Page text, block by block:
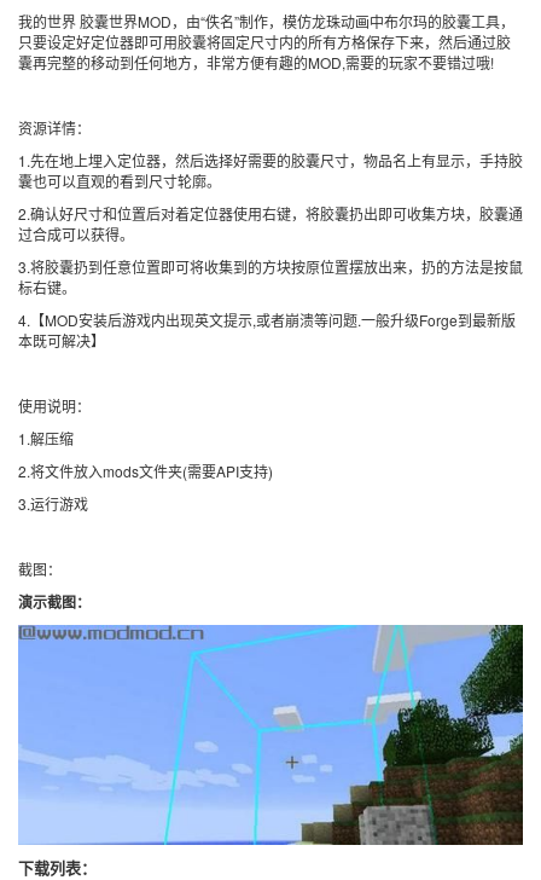
我的世界 胶囊世界MOD，由“佚名”制作，模仿龙珠动画中布尔玛的胶囊工具，
只要设定好定位器即可用胶囊将固定尺寸内的所有方格保存下来，然后通过胶
囊再完整的移动到任何地方，非常方便有趣的MOD,需要的玩家不要错过哦!
资源详情：
1.先在地上埋入定位器，然后选择好需要的胶囊尺寸，物品名上有显示，手持胶
囊也可以直观的看到尺寸轮廓。
2.确认好尺寸和位置后对着定位器使用右键，将胶囊扔出即可收集方块，胶囊通
过合成可以获得。
3.将胶囊扔到任意位置即可将收集到的方块按原位置摆放出来，扔的方法是按鼠
标右键。
4.【MOD安装后游戏内出现英文提示,或者崩溃等问题.一般升级Forge到最新版
本既可解决】
使用说明：
1.解压缩
2.将文件放入mods文件夹(需要API支持)
3.运行游戏
截图：
演示截图：
下载列表：